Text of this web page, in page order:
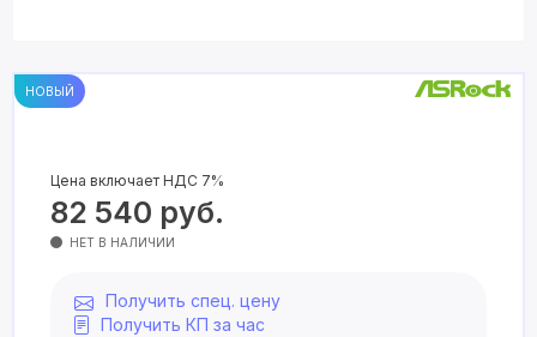
НОВЫЙ
Цена включает НДС 7%
82 540 руб.
НЕТ В НАЛИЧИИ
Получить спец. цену
Получить КП за час